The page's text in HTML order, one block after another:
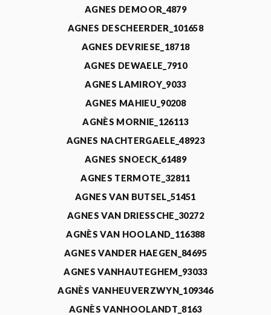
AGNES DEMOOR_4879
AGNES DESCHEERDER_101658
AGNES DEVRIESE_18718
AGNES DEWAELE_7910
AGNES LAMIROY_9033
AGNES MAHIEU_90208
AGNÈS MORNIE_126113
AGNES NACHTERGAELE_48923
AGNES SNOECK_61489
AGNES TERMOTE_32811
AGNES VAN BUTSEL_51451
AGNES VAN DRIESSCHE_30272
AGNÈS VAN HOOLAND_116388
AGNES VANDER HAEGEN_84695
AGNES VANHAUTEGHEM_93033
AGNÈS VANHEUVERZWYN_109346
AGNÈS VANHOOLANDT_8163